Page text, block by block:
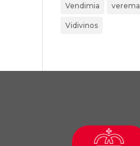
Vendimia verema
Vidivinos